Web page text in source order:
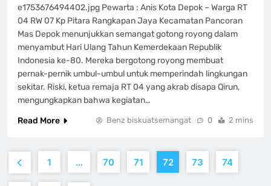
e1753676494402.jpg Pewarta : Anis Kota Depok – Warga RT
04 RW 07 Kp Pitara Rangkapan Jaya Kecamatan Pancoran
Mas Depok menunjukkan semangat gotong royong dalam
menyambut Hari Ulang Tahun Kemerdekaan Republik
Indonesia ke-80. Mereka bergotong royong membuat
pernak-pernik umbul-umbul untuk memperindah lingkungan
sekitar. Riski, ketua remaja RT 04 yang akrab disapa Qirun,
mengungkapkan bahwa kegiatan…
Read More
Benz biskuatsemangat 0 2 mins
1 … 70 71 72 73 74